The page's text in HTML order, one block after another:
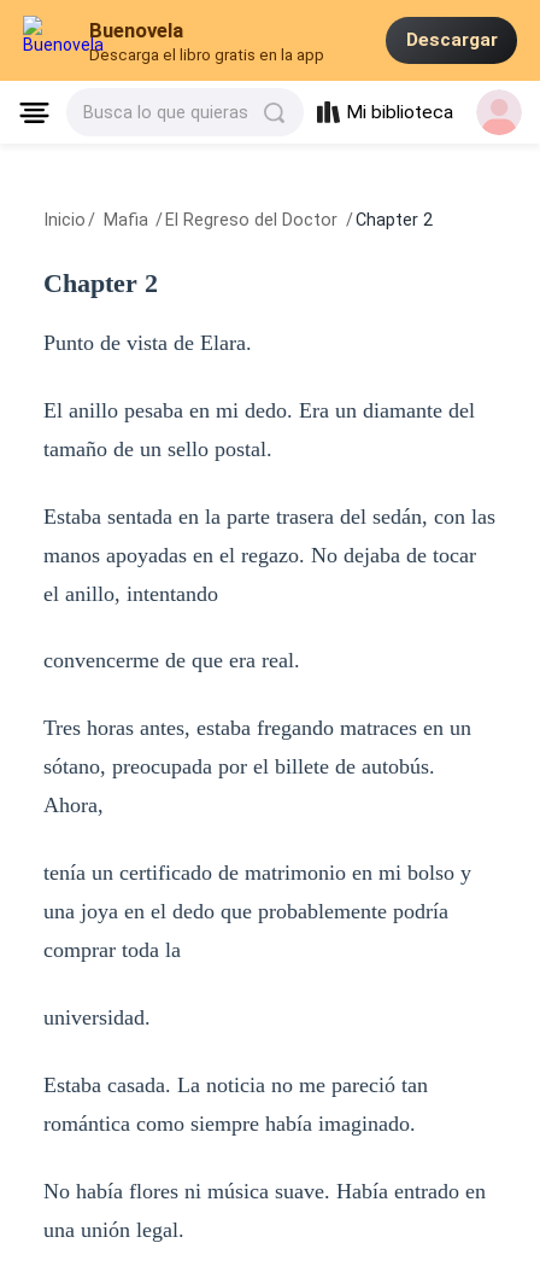
Buenovela
Descarga el libro gratis en la app
Descargar
Busca lo que quieras Mi biblioteca
Inicio / Mafia / El Regreso del Doctor /Chapter 2
Chapter 2
Punto de vista de Elara.
El anillo pesaba en mi dedo. Era un diamante del
tamaño de un sello postal.
Estaba sentada en la parte trasera del sedán, con las
manos apoyadas en el regazo. No dejaba de tocar
el anillo, intentando
convencerme de que era real.
Tres horas antes, estaba fregando matraces en un
sótano, preocupada por el billete de autobús.
Ahora,
tenía un certificado de matrimonio en mi bolso y
una joya en el dedo que probablemente podría
comprar toda la
universidad.
Estaba casada. La noticia no me pareció tan
romántica como siempre había imaginado.
No había flores ni música suave. Había entrado en
una unión legal.